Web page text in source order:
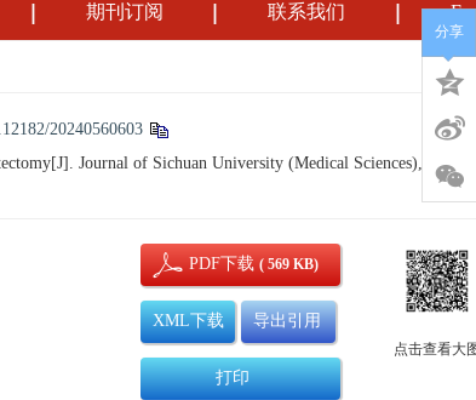
期刊订阅 联系我们
20240560603
Journal of Sichuan University (Medical Sciences), 2024,
PDF下载( 569 KB)
XML下载 导出引用
打印
点击查看大
分享